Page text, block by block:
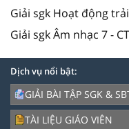
Giải sgk Hoạt động
Giải sgk Âm nhạc 7 -
Dịch vụ nổi bật:
GIẢI BÀI TẬP SGK &
TÀI LIỆU GIÁO VIÊN